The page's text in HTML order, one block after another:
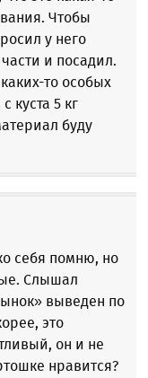
Чтобы
у него
и посадил.
то особых
куста 5 кг
буду
себя помню, но
Слышал
выведен по
это
он и не
нравится?